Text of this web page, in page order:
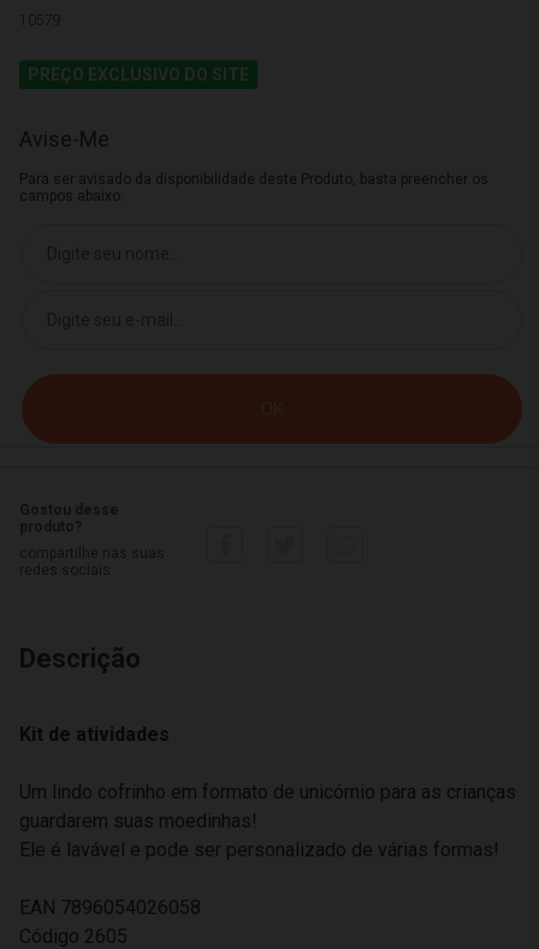
10579
PREÇO EXCLUSIVO DO SITE
Avise-Me
Para ser avisado da disponibilidade deste Produto, basta preencher os
campos abaixo.
Descrição
Kit de atividades
Um lindo cofrinho em formato de unicórnio para as crianças
guardarem suas moedinhas!
Ele é lavável e pode ser personalizado de várias formas!
EAN 7896054026058
Código 2605